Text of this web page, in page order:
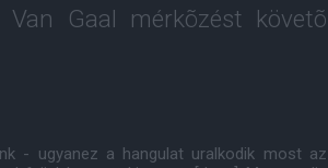
Gaal mérkõzést követõ
- ugyanez a hangulat uralkodik most az